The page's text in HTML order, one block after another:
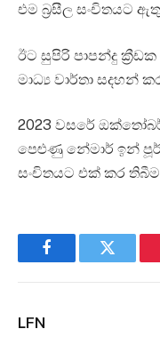
එම බ්‍රසීල සංචිතයට
ඊට සුපිරි පාපන්දු
මාධ්‍ය වාර්තා සදහන්
2023 වසරේ
පෙළුණු නේමාර් ඉන්
සංචිතයට එක් කර
FacebookTwitter
LFN